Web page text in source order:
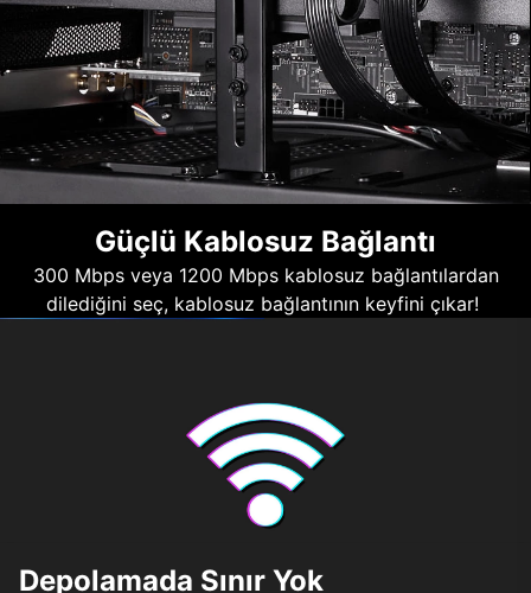
Güçlü Kablosuz Bağlantı
300 Mbps veya 1200 Mbps kablosuz bağlantılardan
dilediğini seç, kablosuz bağlantının keyfini çıkar!
Depolamada Sınır Yok